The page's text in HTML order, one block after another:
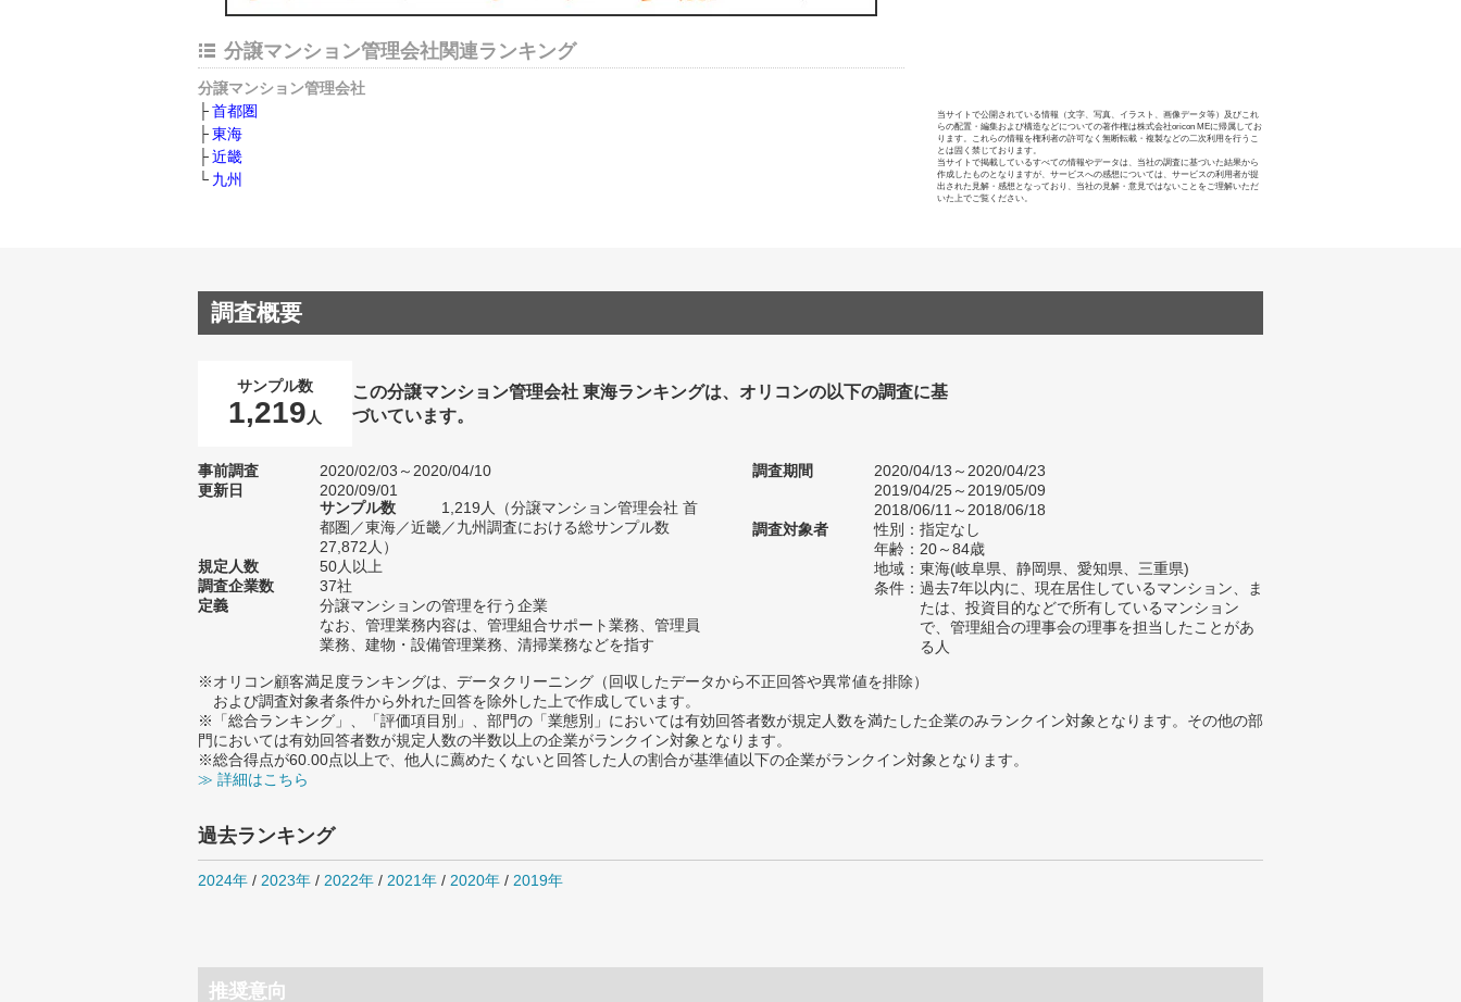
分譲マンション管理会社関連ランキング
分譲マンション管理会社
首都圏
東海
近畿
九州
当サイトで公開されている情報（文字、写真、イラスト、画像データ等）及びこれ
らの配置・編集および構造などについての著作権は株式会社oricon MEに帰属してお
ります。これらの情報を権利者の許可なく無断転載・複製などの二次利用を行うこ
とは固く禁じております。
当サイトで掲載しているすべての情報やデータは、当社の調査に基づいた結果から
作成したものとなりますが、サービスへの感想については、サービスの利用者が提
出された見解・感想となっており、当社の見解・意見ではないことをご理解いただ
いた上でご覧ください。
調査概要
サンプル数
1,219 人
この分譲マンション管理会社 東海ランキングは、オリコンの以下の調査に基
づいています。
事前調査
2020/02/03～2020/04/10
更新日
2020/09/01
サンプル数
1,219人（分譲マンション管理会社 首
都圏／東海／近畿／九州調査における総サンプル数
27,872人）
規定人数
50人以上
調査企業数
37社
定義
分譲マンションの管理を行う企業
なお、管理業務内容は、管理組合サポート業務、管理員
業務、建物・設備管理業務、清掃業務などを指す
調査期間
2020/04/13～2020/04/23
2019/04/25～2019/05/09
2018/06/11～2018/06/18
調査対象者
性別：指定なし
年齢：20～84歳
地域：東海(岐阜県、静岡県、愛知県、三重県)
条件：過去7年以内に、現在居住しているマンション、ま
たは、投資目的などで所有しているマンション
で、管理組合の理事会の理事を担当したことがあ
る人
※オリコン顧客満足度ランキングは、データクリーニング（回収したデータから不正回答や異常値を排除）
および調査対象者条件から外れた回答を除外した上で作成しています。
※「総合ランキング」、「評価項目別」、部門の「業態別」においては有効回答者数が規定人数を満たした企業のみランクイン対象となります。その他の部
門においては有効回答者数が規定人数の半数以上の企業がランクイン対象となります。
※総合得点が60.00点以上で、他人に薦めたくないと回答した人の割合が基準値以下の企業がランクイン対象となります。
≫ 詳細はこちら
過去ランキング
2024年 / 2023年 / 2022年 / 2021年 / 2020年 / 2019年
推奨意向